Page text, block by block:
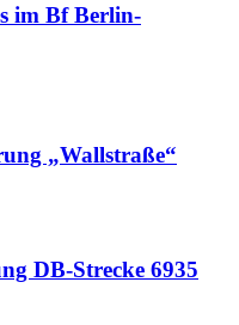
im Bf Berlin-
„Wallstraße“
DB-Strecke 6935